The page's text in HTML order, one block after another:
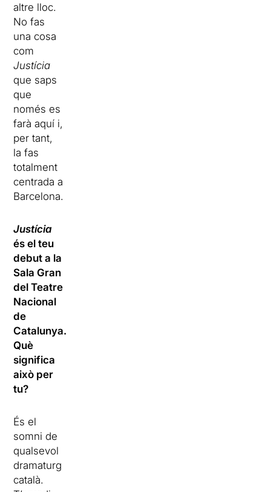
altre lloc.
No fas
una cosa
com
Justícia
que saps
que
només es
farà aquí i,
per tant,
la fas
totalment
centrada a
Barcelona.
Justícia
és el teu
debut a la
Sala Gran
del Teatre
Nacional
de
Catalunya.
Què
significa
això per
tu?
És el
somni de
qualsevol
dramaturg
català.